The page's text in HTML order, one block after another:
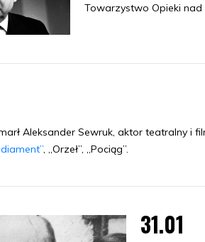
Towarzystwo Opieki nad
Aleksander Sewruk, aktor teatralny i
, „Orzeł”, „Pociąg”.
31.01